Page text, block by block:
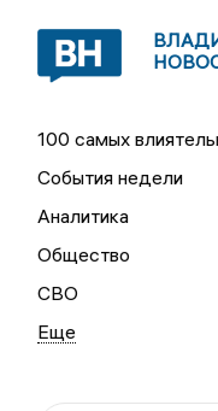
100 самых
События недели
Аналитика
Общество
СВО